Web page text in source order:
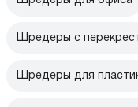
Шредеры с
Шредеры для